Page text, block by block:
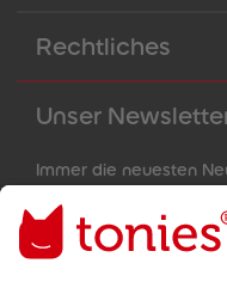
Rechtliches
Unser
Immer die neuesten
E-Mail-Addresse